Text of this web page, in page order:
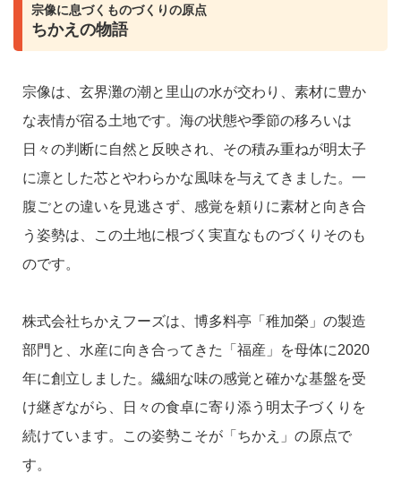
宗像に息づくものづくりの原点
ちかえの物語
宗像は、玄界灘の潮と里山の水が交わり、素材に豊か
な表情が宿る土地です。海の状態や季節の移ろいは
日々の判断に自然と反映され、その積み重ねが明太子
に凛とした芯とやわらかな風味を与えてきました。一
腹ごとの違いを見逃さず、感覚を頼りに素材と向き合
う姿勢は、この土地に根づく実直なものづくりそのも
のです。
株式会社ちかえフーズは、博多料亭「稚加榮」の製造
部門と、水産に向き合ってきた「福産」を母体に2020
年に創立しました。繊細な味の感覚と確かな基盤を受
け継ぎながら、日々の食卓に寄り添う明太子づくりを
続けています。この姿勢こそが「ちかえ」の原点で
す。